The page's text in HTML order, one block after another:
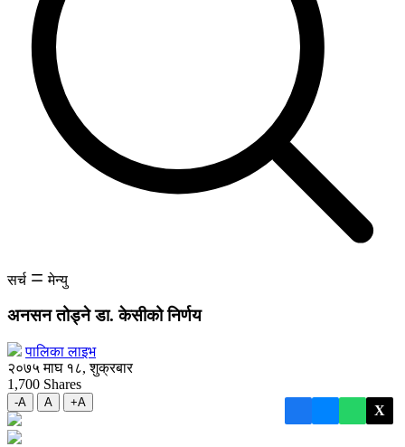
सर्च मेन्यु
अनसन तोड्ने डा. केसीको निर्णय
पालिका लाइभ
२०७५ माघ १८, शुक्रबार
1,700 Shares
X
-A A +A